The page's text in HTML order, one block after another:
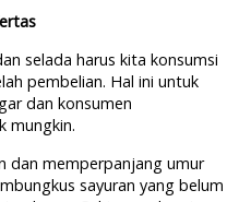
selada harus kita konsumsi
pembelian. Hal ini untuk
dan konsumen
mungkin.
dan memperpanjang umur
sayuran yang belum